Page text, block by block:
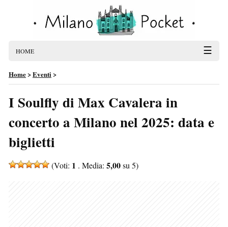
HOME ☰
Home>Eventi>
I Soulfly di Max Cavalera in
concerto a Milano nel 2025: data e
biglietti
(Voti: 1 . Media: 5,00su 5)